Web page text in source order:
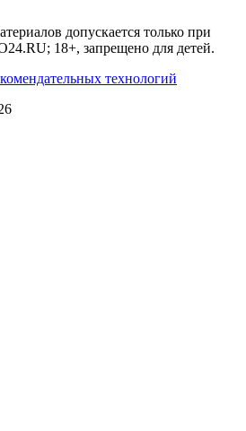
допускается только при
18+, запрещено для детей.
технологий